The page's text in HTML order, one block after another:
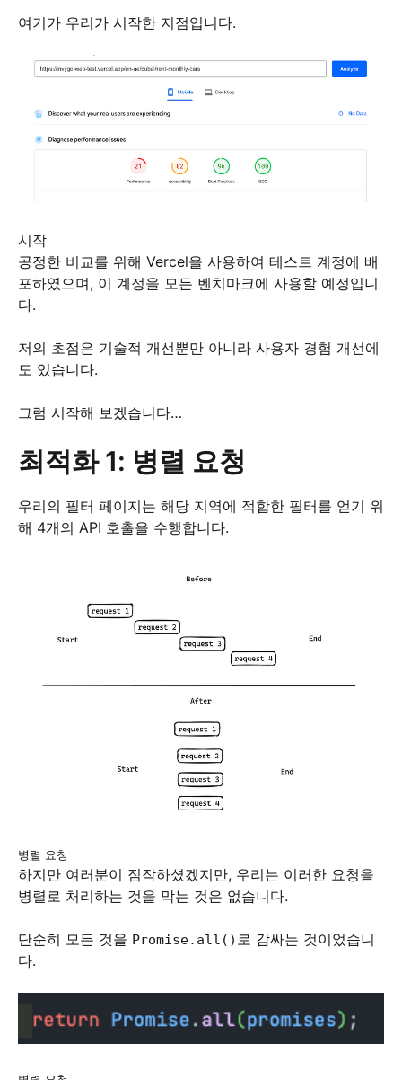
여기가 우리가 시작한 지점입니다.
시작
공정한 비교를 위해 Vercel을 사용하여 테스트 계정에 배
포하였으며, 이 계정을 모든 벤치마크에 사용할 예정입니
다.
저의 초점은 기술적 개선뿐만 아니라 사용자 경험 개선에
도 있습니다.
그럼 시작해 보겠습니다…
최적화 1: 병렬 요청
우리의 필터 페이지는 해당 지역에 적합한 필터를 얻기 위
해 4개의 API 호출을 수행합니다.
병렬 요청
하지만 여러분이 짐작하셨겠지만, 우리는 이러한 요청을
병렬로 처리하는 것을 막는 것은 없습니다.
단순히 모든 것을 Promise.all() 로 감싸는 것이었습니
다.